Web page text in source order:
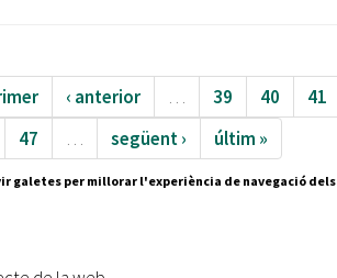
‹ anterior … 39 40 41
47
… següent › últim »
galetes per millorar l'experiència de navegació dels